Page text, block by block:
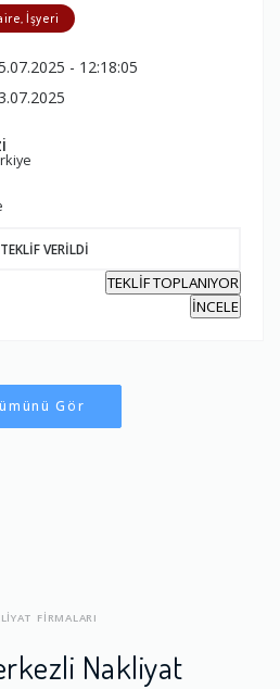
İşyeri
- 12:18:05
TEKLİF VERİLDİ
TEKLİF TOPLANIYOR
İNCELE
Gör
FİRMALARI
Nakliyat